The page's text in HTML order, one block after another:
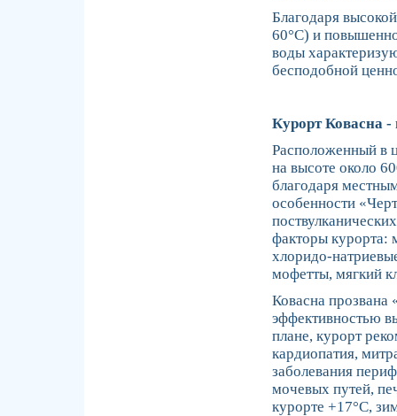
Благодаря
60°C) и
воды
бесподобной
Курорт Ковасна
Расположенный в
на высоте около
благодаря
особенности
факторы курорта:
хлоридо-
мофетты, мягкий
Ковасна прозвана
эффективностью
плане, курорт
кардиопатия,
заболевания
мочевых путей,
курорте +17°C,